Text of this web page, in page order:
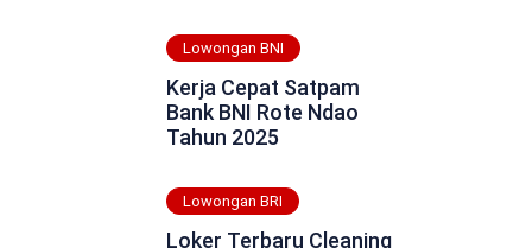
Lowongan BNI
Kerja Cepat Satpam
Bank BNI Rote Ndao
Tahun 2025
Lowongan BRI
Loker Terbaru Cleaning